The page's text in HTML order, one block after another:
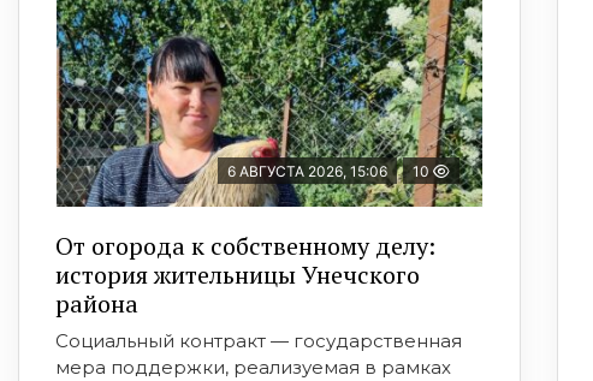
6 АВГУСТА 2026, 15:06 10
От огорода к собственному делу:
история жительницы Унечского
района
Социальный контракт — государственная
мера поддержки, реализуемая в рамках